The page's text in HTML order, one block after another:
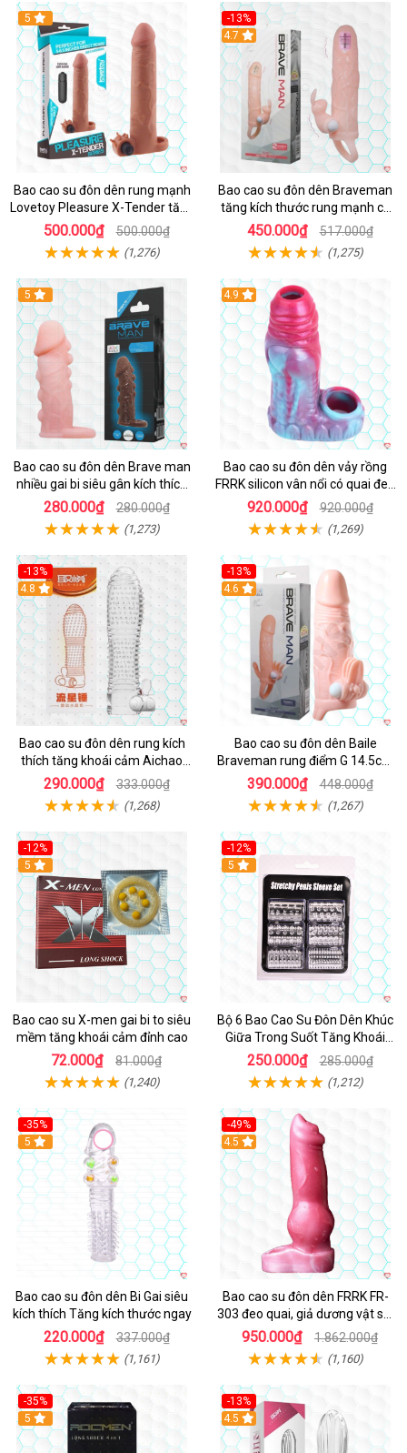
Hot
5
Bao cao su đôn dên rung mạnh
Lovetoy Pleasure X-Tender tăng
kích cỡ, siêu sướng
500.000₫ 500.000₫
(1,276)
-13%
Hot
4.7
Bao cao su đôn dên Braveman
tăng kích thước rung mạnh có
quai đeo hấp dẫn
450.000₫ 517.000₫
(1,275)
5
Bao cao su đôn dên Brave man
nhiều gai bi siêu gân kích thích
cực mạnh
280.000₫ 280.000₫
(1,273)
4.9
Bao cao su đôn dên vảy rồng
FRRK silicon vân nổi có quai đeo
bìu tăng khoái cảm
920.000₫ 920.000₫
(1,269)
-13%
Hot
4.8
Bao cao su đôn dên rung kích
thích tăng khoái cảm Aichao
Cam
290.000₫ 333.000₫
(1,268)
-13%
4.6
Bao cao su đôn dên Baile
Braveman rung điểm G 14.5cm
kích thích
390.000₫ 448.000₫
(1,267)
-12%
Hot
5
Bao cao su X-men gai bi to siêu
mềm tăng khoái cảm đỉnh cao
72.000₫ 81.000₫
(1,240)
-12%
5
Bộ 6 Bao Cao Su Đôn Dên Khúc
Giữa Trong Suốt Tăng Khoái
Cảm
250.000₫ 285.000₫
(1,212)
-35%
Hot
5
Bao cao su đôn dên Bi Gai siêu
kích thích Tăng kích thước ngay
220.000₫ 337.000₫
(1,161)
-49%
4.5
Bao cao su đôn dên FRRK FR-
303 đeo quai, giả dương vật sói
siêu kích thích
950.000₫ 1.862.000₫
(1,160)
-35%
Hot
5
-13%
4.5